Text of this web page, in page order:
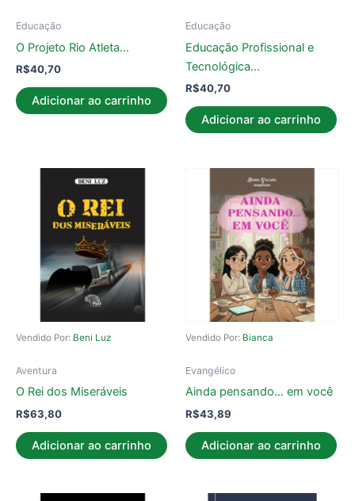
Educação
O Projeto Rio Atleta…
R$40,70
Adicionar ao carrinho
Educação
Educação Profissional e
Tecnológica…
R$40,70
Adicionar ao carrinho
Vendido Por: Beni Luz
Aventura
O Rei dos Miseráveis
R$63,80
Adicionar ao carrinho
Vendido Por: Bianca
Evangélico
Ainda pensando… em você
R$43,89
Adicionar ao carrinho